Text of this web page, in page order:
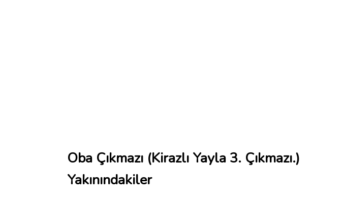
Oba Çıkmazı (Kirazlı Yayla 3. Çıkmazı.)
Yakınındakiler